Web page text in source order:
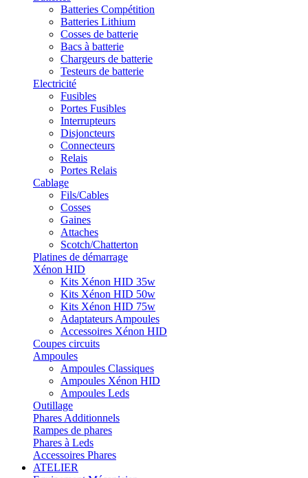
Batteries Compétition
Batteries Lithium
Cosses de batterie
Bacs à batterie
Chargeurs de batterie
Testeurs de batterie
Electricité
Fusibles
Portes Fusibles
Interrupteurs
Disjoncteurs
Connecteurs
Relais
Portes Relais
Cablage
Fils/Cables
Cosses
Gaines
Attaches
Scotch/Chatterton
Platines de démarrage
Xénon HID
Kits Xénon HID 35w
Kits Xénon HID 50w
Kits Xénon HID 75w
Adaptateurs Ampoules
Accessoires Xénon HID
Coupes circuits
Ampoules
Ampoules Classiques
Ampoules Xénon HID
Ampoules Leds
Outillage
Phares Additionnels
Rampes de phares
Phares à Leds
Accessoires Phares
ATELIER